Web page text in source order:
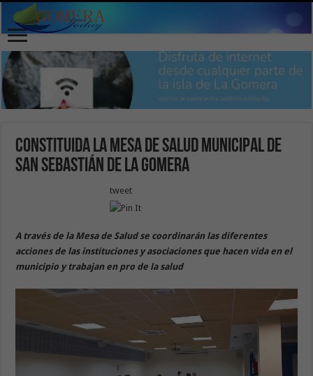
Constituida la Mesa de Salud Municipal de
San Sebastián de La Gomera
tweet
A través de la Mesa de Salud se coordinarán las diferentes
acciones de las instituciones y asociaciones que hacen vida en el
municipio y trabajan en pro de la salud